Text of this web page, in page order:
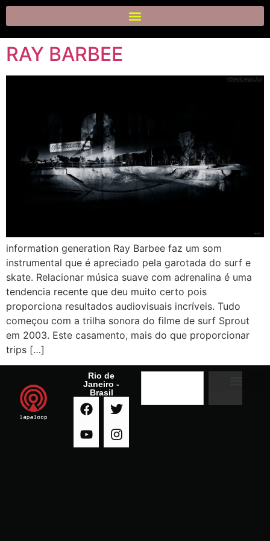
RAY BARBEE
information generation Ray Barbee faz um som
instrumental que é apreciado pela garotada do surf e
skate. Relacionar música suave com adrenalina é uma
tendencia recente que deu muito certo pois
proporciona resultados audiovisuais incríveis. Tudo
começou com a trilha sonora do filme de surf Sprout
em 2003. Este casamento, mais do que proporcionar
trips […]
Rio de
Janeiro -
Brasil